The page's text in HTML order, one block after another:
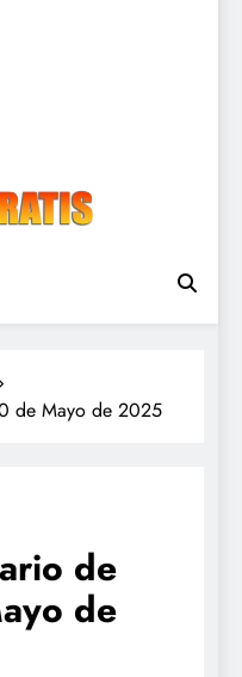
de Mayo de 2025
de
de